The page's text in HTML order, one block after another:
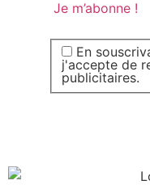
En
j'accepte de
publicitaires.